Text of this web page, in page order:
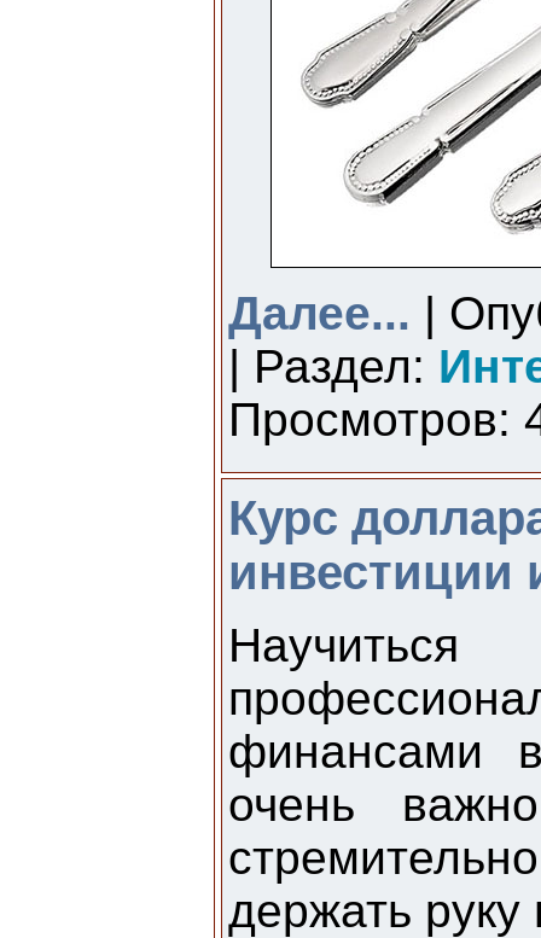
Далее... |
| Раздел:
Просмотров:
Курс
финансами
очень
держать